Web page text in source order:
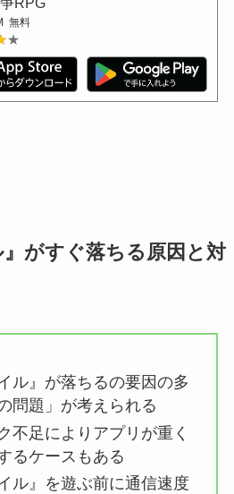
無料
』がすぐ落ちる原因と対
ル』が落ちるの要因の多
問題」が考えられる
不足によりアプリが重く
るケースもある
ル』を遊ぶ前に通信速度